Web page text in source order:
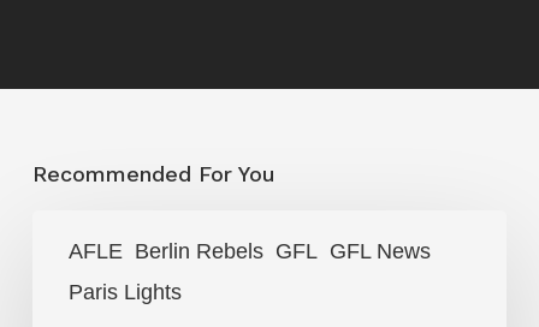
Recommended For You
AFLE Berlin Rebels GFL GFL News
Paris Lights
brauchte
mehr